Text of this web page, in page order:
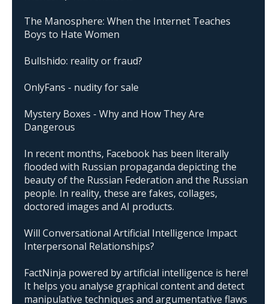
The Manosphere: When the Internet Teaches
Boys to Hate Women
Bullshido: reality or fraud?
OnlyFans - nudity for sale
Mystery Boxes - Why and How They Are
Dangerous
In recent months, Facebook has been literally
flooded with Russian propaganda depicting the
beauty of the Russian Federation and the Russian
people. In reality, these are fakes, collages,
doctored images and AI products.
Will Conversational Artificial Intelligence Impact
Interpersonal Relationships?
FactNinja powered by artificial intelligence is here!
It helps you analyse graphical content and detect
manipulative techniques and argumentative flaws